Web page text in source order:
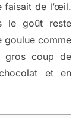
faisait de l’œil.
le goût reste
goulue comme
gros coup de
et en